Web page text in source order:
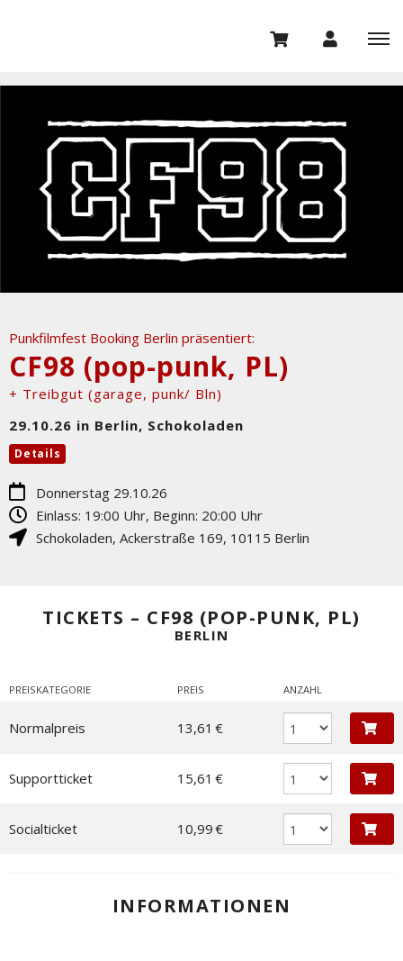
Punkfilmfest Booking Berlin präsentiert:
CF98 (pop-punk, PL)
+ Treibgut (garage, punk/ Bln)
29.10.26 in Berlin, Schokoladen
Details
Donnerstag 29.10.26
Einlass: 19:00 Uhr, Beginn: 20:00 Uhr
Schokoladen, Ackerstraße 169, 10115 Berlin
TICKETS – CF98 (POP-PUNK, PL)
BERLIN
PREISKATEGORIE PREIS ANZAHL
Normalpreis 13,61 €
Supportticket 15,61 €
Socialticket 10,99 €
INFORMATIONEN